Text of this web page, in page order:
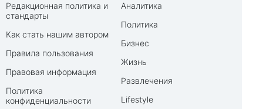
Редакционная политика и
стандарты
Как стать нашим автором
Правила пользования
Правовая информация
Политика
конфиденциальности
Аналитика
Политика
Бизнес
Жизнь
Развлечения
Lifestyle